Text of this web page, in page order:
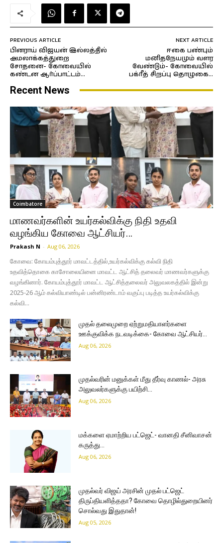
PREVIOUS ARTICLE
பினராய் விஜயன் இல்லத்தில்
அமலாக்கத்துறை
சோதனை- கோவையில்
கண்டன ஆர்ப்பாட்டம்…
NEXT ARTICLE
ஈகை பண்பும்
மனிதநேயமும் வளர
வேண்டும்- கோவையில்
பக்ரீத் சிறப்பு தொழுகை…
Recent News
Coimbatore
மாணவர்களின் உயர்கல்விக்கு நிதி உதவி
வழங்கிய கோவை ஆட்சியர்…
Prakash N - Aug 06, 2026
கோவை: கோயம்புத்தூர் மாவட்டத்தில்,உயர்கல்விக்கு கல்வி நிதி
உதவித்தொகை காசோலையினை மாவட்ட ஆட்சித் தலைவர் மாணவர்களுக்கு
வழங்கினார். கோயம்புத்தூர் மாவட்ட ஆட்சித்தலைவர் அலுவலகத்தில் இன்று
2025-26 ஆம் கல்வியாண்டில் பன்னிரண்டாம் வகுப்பு படித்த உயர்கல்விக்கு
கல்வி...
முதல் தலைமுறை ஏற்றுமதியாளர்களை
ஊக்குவிக்க நடவடிக்கை- கோவை ஆட்சியர்…
Aug 06, 2026
முதல்வரின் மனுக்கள் மீது தீர்வு காணல்- அரசு
அலுவலர்களுக்கு பயிற்சி…
Aug 06, 2026
மக்களை ஏமாற்றிய பட்ஜெட்- வானதி சீனிவாசன்
கருத்து…
Aug 06, 2026
முதல்வர் விஜய் அரசின் முதல் பட்ஜெட்
திருப்தியளித்ததா? கோவை தொழில்துறையினர்
சொல்வது இதுதான்!
Aug 05, 2026